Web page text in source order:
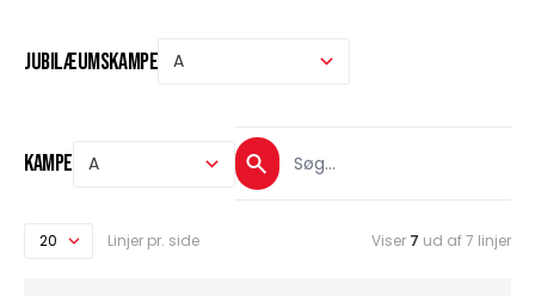
Jubilæumskampe
Kampe
Linjer pr. side Viser 7 ud af 7 linjer